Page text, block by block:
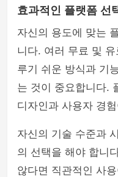
효과적인 플랫폼 선
자신의 용도에 맞는
니다. 여러 무료 및
루기 쉬운 방식과 기
는 것이 중요합니다.
디자인과 사용자 경
자신의 기술 수준과
의 선택을 해야 합니
않다면 직관적인 사